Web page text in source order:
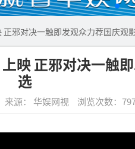
邪对决一触即发观众力荐国庆观
映 正邪对决一触
选
来源： 华娱网视 浏览次数：